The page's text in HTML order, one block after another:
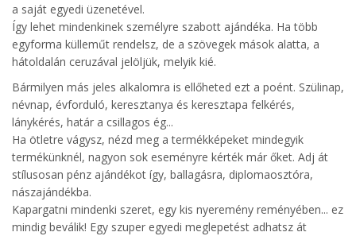
a saját egyedi üzenetével.
Így lehet mindenkinek személyre szabott ajándéka. Ha több
egyforma külleműt rendelsz, de a szövegek mások alatta, a
hátoldalán ceruzával jelöljük, melyik kié.
Bármilyen más jeles alkalomra is ellőheted ezt a poént. Szülinap,
névnap, évforduló, keresztanya és keresztapa felkérés,
lánykérés, határ a csillagos ég...
Ha ötletre vágysz, nézd meg a termékképeket mindegyik
termékünknél, nagyon sok eseményre kérték már őket. Adj át
stílusosan pénz ajándékot így, ballagásra, diplomaosztóra,
nászajándékba.
Kapargatni mindenki szeret, egy kis nyeremény reményében... ez
mindig beválik! Egy szuper egyedi meglepetést adhatsz át